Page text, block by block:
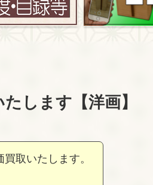
します【洋画】
取いたします。